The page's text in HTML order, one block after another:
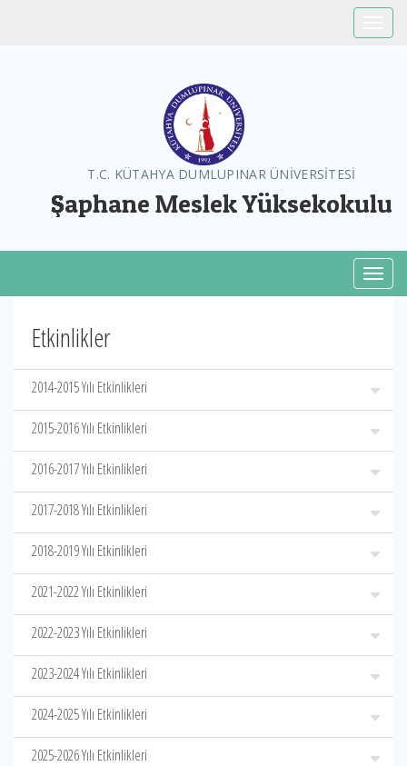
T.C. KÜTAHYA DUMLUPINAR ÜNİVERSİTESİ
Şaphane Meslek Yüksekokulu
Etkinlikler
2014-2015 Yılı Etkinlikleri
2015-2016 Yılı Etkinlikleri
2016-2017 Yılı Etkinlikleri
2017-2018 Yılı Etkinlikleri
2018-2019 Yılı Etkinlikleri
2021-2022 Yılı Etkinlikleri
2022-2023 Yılı Etkinlikleri
2023-2024 Yılı Etkinlikleri
2024-2025 Yılı Etkinlikleri
2025-2026 Yılı Etkinlikleri